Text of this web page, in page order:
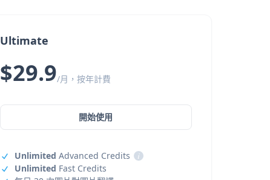
Ultimate
$29.9/月，按年計費
開始使用
Unlimited Advanced Credits
i
Unlimited Fast Credits